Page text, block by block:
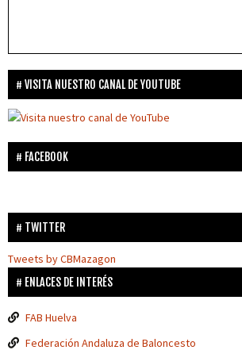
VISITA NUESTRO CANAL DE YOUTUBE
FACEBOOK
TWITTER
Tweets by CBMazagon
ENLACES DE INTERÉS
FAB Huelva
Federación Andaluza de Baloncesto